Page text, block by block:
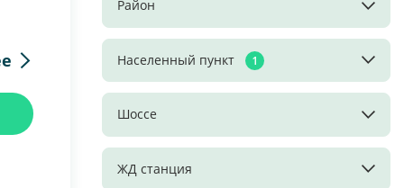
Район
Населенный пункт 1
Шоссе
ЖД станция